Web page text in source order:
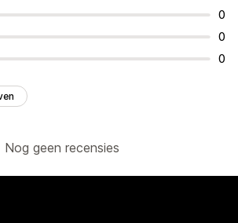
0
0
0
Nog geen recensies